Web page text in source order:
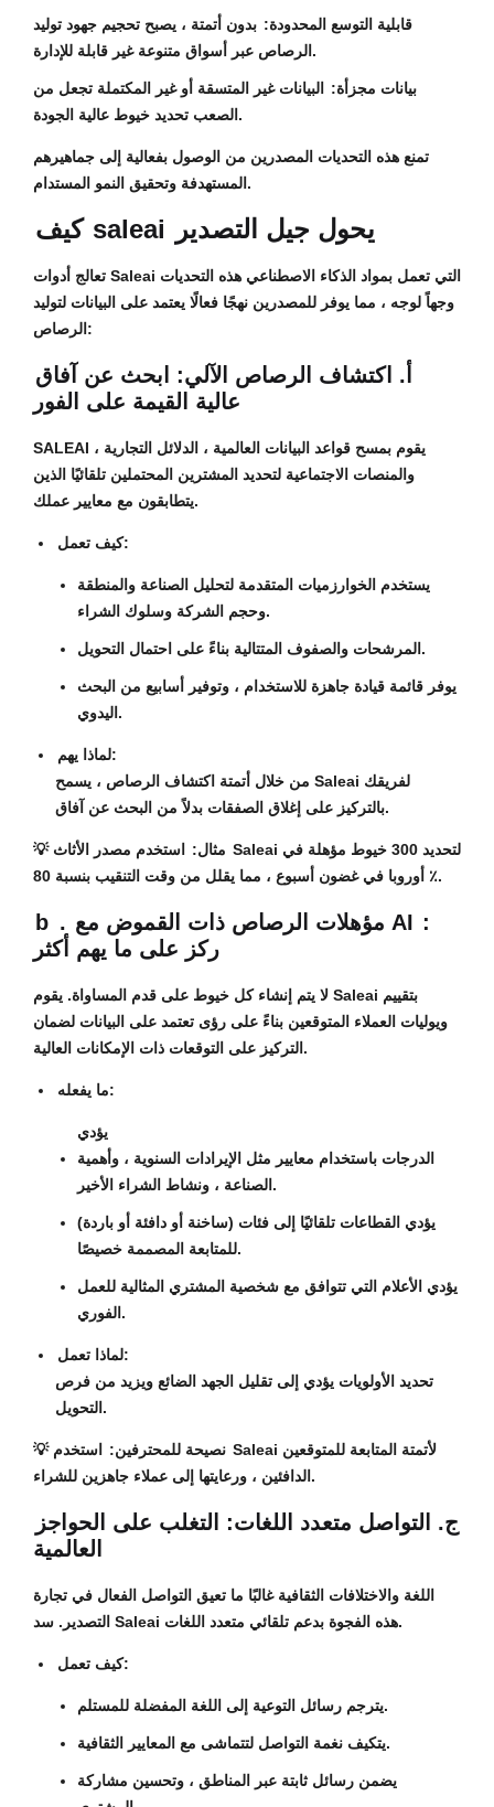
قابلية التوسع المحدودة: بدون أتمتة ، يصبح تحجيم جهود توليد
الرصاص عبر أسواق متنوعة غير قابلة للإدارة.
بيانات مجزأة:
البيانات غير المتسقة أو غير المكتملة تجعل من
الصعب تحديد خيوط عالية الجودة.
تمنع هذه التحديات المصدرين من الوصول بفعالية إلى جماهيرهم
المستهدفة وتحقيق النمو المستدام.
كيف saleai يحول جيل التصدير
تعالج أدوات Saleai التي تعمل بمواد الذكاء الاصطناعي هذه التحديات
وجهاً لوجه ، مما يوفر للمصدرين نهجًا فعالًا يعتمد على البيانات لتوليد
الرصاص:
أ. اكتشاف الرصاص الآلي: ابحث عن آفاق
عالية القيمة على الفور
SALEAI يقوم بمسح قواعد البيانات العالمية ، الدلائل التجارية ،
والمنصات الاجتماعية لتحديد المشترين المحتملين تلقائيًا الذين
يتطابقون مع معايير عملك.
كيف تعمل:
يستخدم الخوارزميات المتقدمة لتحليل الصناعة والمنطقة
وحجم الشركة وسلوك الشراء.
المرشحات والصفوف المتتالية بناءً على احتمال التحويل.
يوفر قائمة قيادة جاهزة للاستخدام ، وتوفير أسابيع من البحث
اليدوي.
لماذا يهم:
من خلال أتمتة اكتشاف الرصاص ، يسمح Saleai لفريقك
بالتركيز على إغلاق الصفقات بدلاً من البحث عن آفاق.
💡 مثال:
استخدم مصدر الأثاث Saleai لتحديد 300 خيوط مؤهلة في
أوروبا في غضون أسبوع ، مما يقلل من وقت التنقيب بنسبة 80 ٪.
b . مؤهلات الرصاص ذات القموض مع AI :
ركز على ما يهم أكثر
لا يتم إنشاء كل خيوط على قدم المساواة. يقوم Saleai بتقييم
ويوليات العملاء المتوقعين بناءً على رؤى تعتمد على البيانات لضمان
التركيز على التوقعات ذات الإمكانات العالية.
ما يفعله:
يؤدي
الدرجات باستخدام معايير مثل الإيرادات السنوية ، وأهمية
الصناعة ، ونشاط الشراء الأخير.
يؤدي القطاعات تلقائيًا إلى فئات (ساخنة أو دافئة أو باردة)
للمتابعة المصممة خصيصًا.
يؤدي الأعلام التي تتوافق مع شخصية المشتري المثالية للعمل
الفوري.
لماذا تعمل:
تحديد الأولويات يؤدي إلى تقليل الجهد الضائع ويزيد من فرص
التحويل.
💡 نصيحة للمحترفين:
استخدم Saleai لأتمتة المتابعة للمتوقعين
الدافئين ، ورعايتها إلى عملاء جاهزين للشراء.
ج. التواصل متعدد اللغات: التغلب على الحواجز
العالمية
اللغة والاختلافات الثقافية غالبًا ما تعيق التواصل الفعال في تجارة
التصدير. سد Saleai هذه الفجوة بدعم تلقائي متعدد اللغات.
كيف تعمل:
يترجم رسائل التوعية إلى اللغة المفضلة للمستلم.
يتكيف نغمة التواصل لتتماشى مع المعايير الثقافية.
يضمن رسائل ثابتة عبر المناطق ، وتحسين مشاركة